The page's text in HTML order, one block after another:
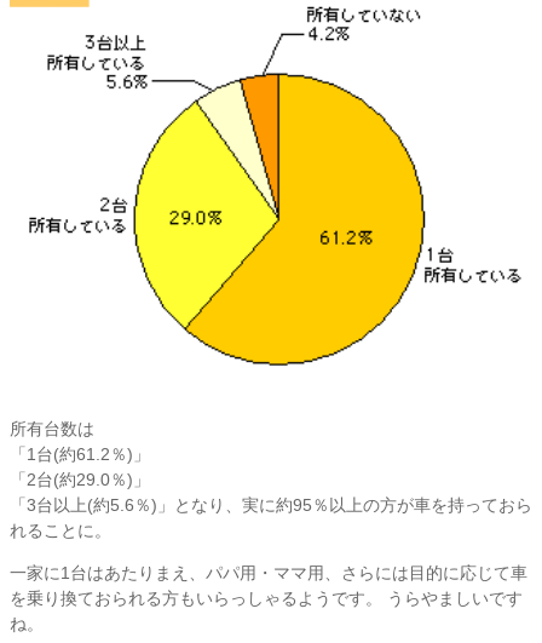
所有台数は
「1台(約61.2％)」
「2台(約29.0％)」
「3台以上(約5.6％)」となり、実に約95％以上の方が車を持っておら
れることに。
一家に1台はあたりまえ、パパ用・ママ用、さらには目的に応じて車
を乗り換ておられる方もいらっしゃるようです。 うらやましいです
ね。